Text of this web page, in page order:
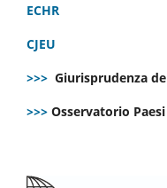
ECHR
CJEU
>>> Giurisprudenza
>>> Osservatorio